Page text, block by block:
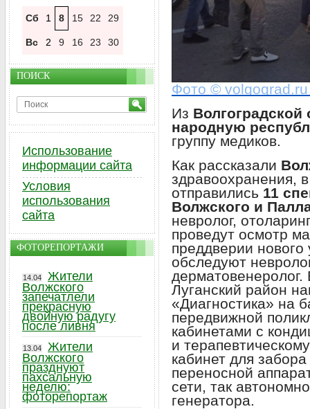
Фото © volgograd.ru
Из Волгоградской
народную
группу медиков.
Как рассказали
отправились 11
Волжского и
невролог,
проведут осмотр
преддверии
обследуют
Луганский район
«Диагностика» на
передвижной
кабинетами с
и
кабинет для
переносной
сети, так
генератора.
Сб 1 8 15 22 29
Вс 2 9 16 23 30
ПОИСК
Использование
информации сайта
Условия
использования
сайта
ФОТОРЕПОРТАЖИ
14.04
Жители
Волжского
запечатлели
прекрасную
двойную радугу
после ливня
13.04
Жители
Волжского
празднуют
пахсальную
неделю:
фоторепортаж